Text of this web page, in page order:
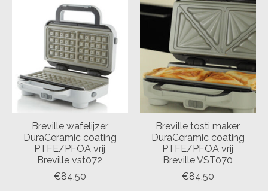
Breville wafelijzer
DuraCeramic coating
PTFE/PFOA vrij
Breville vst072
€84,50
Breville tosti maker
DuraCeramic coating
PTFE/PFOA vrij
Breville VST070
€84,50